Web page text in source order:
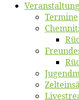
Ter­mi­ne